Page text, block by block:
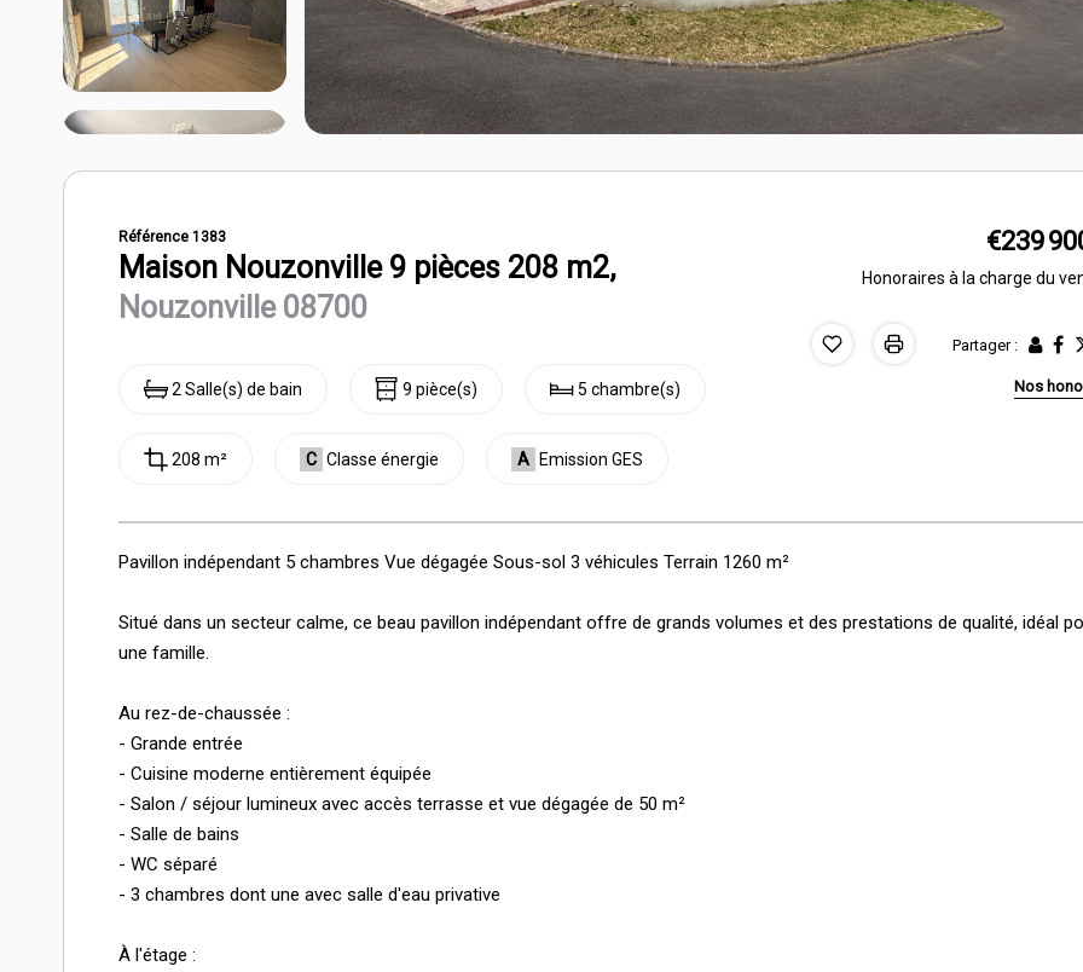
Référence 1383
Maison Nouzonville 9 pièces 208 m2,
Nouzonville 08700
2 Salle(s) de bain 9 pièce(s) 5 chambre(s)
208 m² C Classe énergie A Emission GES
€239
Honoraires à la charge du
Partager :
Nos
Pavillon indépendant 5 chambres Vue dégagée Sous-sol 3 véhicules Terrain 1260 m²
Situé dans un secteur calme, ce beau pavillon indépendant offre de grands volumes et des prestations de qualité, idéal
une famille.
Au rez-de-chaussée :
- Grande entrée
- Cuisine moderne entièrement équipée
- Salon / séjour lumineux avec accès terrasse et vue dégagée de 50 m²
- Salle de bains
- WC séparé
- 3 chambres dont une avec salle d'eau privative
À l'étage :